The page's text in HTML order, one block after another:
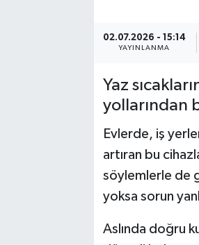
02.07.2026 - 15:14
YAYINLANMA
Yaz
yollarından
Evlerde, iş
artıran bu
söylemlerle de
yoksa sorun
Aslında doğru